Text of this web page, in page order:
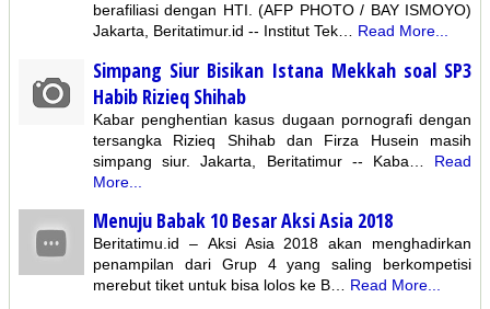
berafiliasi dengan HTI. (AFP PHOTO / BAY ISMOYO)
Jakarta, Beritatimur.id -- Institut Tek… Read More...
Simpang Siur Bisikan Istana Mekkah soal SP3
Habib Rizieq Shihab
Kabar penghentian kasus dugaan pornografi dengan
tersangka Rizieq Shihab dan Firza Husein masih
simpang siur. Jakarta, Beritatimur -- Kaba…
Read
More...
Menuju Babak 10 Besar Aksi Asia 2018
Beritatimu.id – Aksi Asia 2018 akan menghadirkan
penampilan dari Grup 4 yang saling berkompetisi
merebut tiket untuk bisa lolos ke B… Read More...